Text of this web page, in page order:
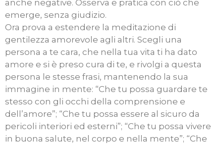
anche negative. Osserva e pratica con ciò che
emerge, senza giudizio.
Ora prova a estendere la meditazione di
gentilezza amorevole agli altri. Scegli una
persona a te cara, che nella tua vita ti ha dato
amore e si è preso cura di te, e rivolgi a questa
persona le stesse frasi, mantenendo la sua
immagine in mente: “Che tu possa guardare te
stesso con gli occhi della comprensione e
dell’amore”; “Che tu possa essere al sicuro da
pericoli interiori ed esterni”; “Che tu possa vivere
in buona salute, nel corpo e nella mente”; “Che